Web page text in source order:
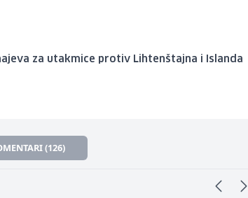
za utakmice protiv Lihtenštajna i Islanda
(126)